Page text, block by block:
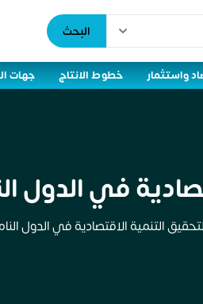
البحث
واستثمار خطوط الانتاج جهات
في الدول
التنمية الاقتصادية في الدول